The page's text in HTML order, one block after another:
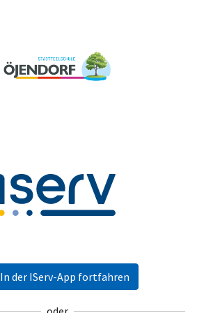
In der IServ-App fortfahren